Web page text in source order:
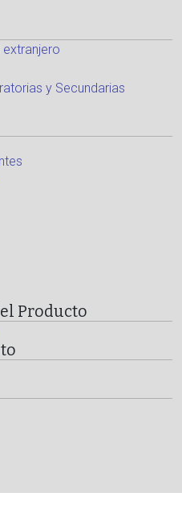
extranjero
y Secundarias
Producto